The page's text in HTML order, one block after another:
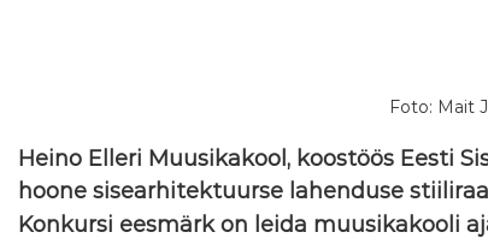
Foto: Mait
Heino Elleri Muusikakool, koostöös Eesti
hoone sisearhitektuurse lahenduse
Konkursi eesmärk on leida muusikakooli